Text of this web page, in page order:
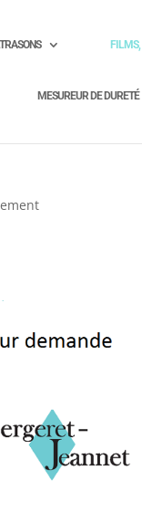
MESUREUR DE DURETÉ